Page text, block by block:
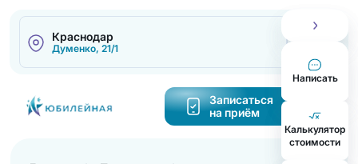
Краснодар
Думенко, 21/1
Записаться
на приём
Написать
Калькулятор
cтоимости